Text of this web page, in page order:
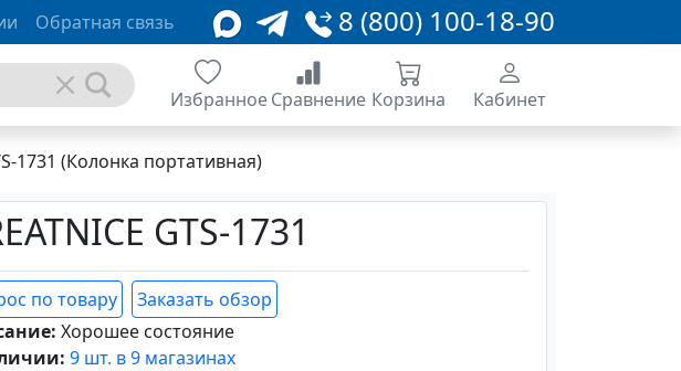
8 (800) 100-18-90
Обратная связь
ИзбранноеСравнение Корзина Кабинет
1731 (Колонка портативная)
GTS-1731
по товару
Заказать обзор
Хорошее состояние
9 шт. в 9 магазинах